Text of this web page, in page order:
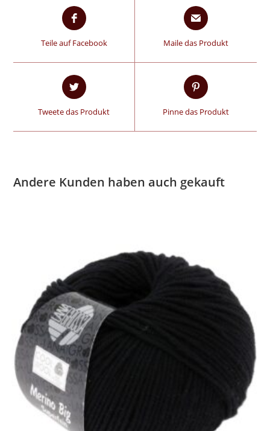
Teile auf Facebook Maile das Produkt
Tweete das Produkt Pinne das Produkt
Andere Kunden haben auch gekauft